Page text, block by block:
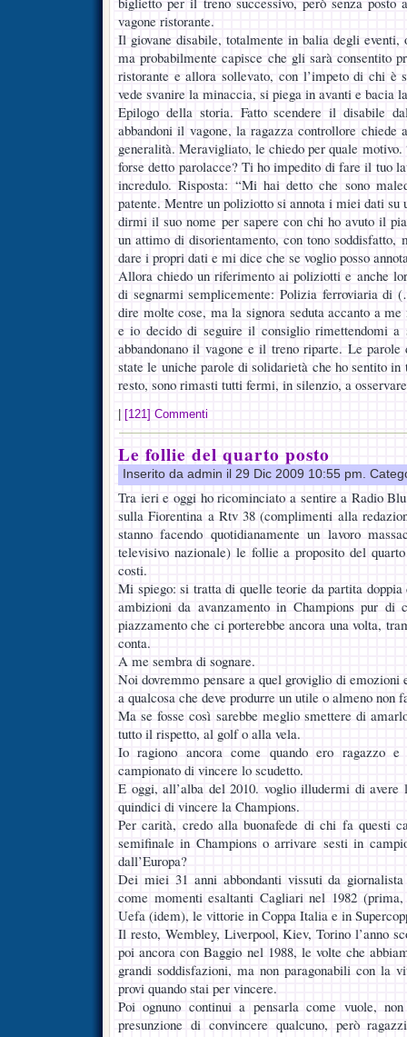
vagone ristorante.
Il giovane disabile, totalmente in balia degli
ma probabilmente capisce che gli sarà consentito
ristorante e allora sollevato, con l’impeto di chi è
vede svanire la minaccia, si piega in avanti e bacia
Epilogo della storia. Fatto scendere il disabile
abbandoni il vagone, la ragazza controllore
generalità. Meravigliato, le chiedo per quale
forse detto parolacce? Ti ho impedito di fare il tuo
incredulo. Risposta: “Mi hai detto che sono
patente. Mentre un poliziotto si annota i miei dati su
dirmi il suo nome per sapere con chi ho avuto il
un attimo di disorientamento, con tono soddisfatto,
dare i propri dati e mi dice che se voglio posso
Allora chiedo un riferimento ai poliziotti e anche
di segnarmi semplicemente: Polizia ferroviaria di
dire molte cose, ma la signora seduta accanto a
e io decido di seguire il consiglio rimettendomi a
abbandonano il vagone e il treno riparte. Le
state le uniche parole di solidarietà che ho sentito
resto, sono rimasti tutti fermi, in silenzio, a
[121] Commenti
Le follie del quarto posto
Inserito da admin il 29 Dic 2009 10:55 pm.
Tra ieri e oggi ho ricominciato a sentire a Radio
sulla Fiorentina a Rtv 38 (complimenti alla
stanno facendo quotidianamente un lavoro
televisivo nazionale) le follie a proposito del
costi.
Mi spiego: si tratta di quelle teorie da partita
ambizioni da avanzamento in Champions pur
piazzamento che ci porterebbe ancora una volta,
conta.
A me sembra di sognare.
Noi dovremmo pensare a quel groviglio di
a qualcosa che deve produrre un utile o almeno non
Ma se fosse così sarebbe meglio smettere di
tutto il rispetto, al golf o alla vela.
Io ragiono ancora come quando ero ragazzo
campionato di vincere lo scudetto.
E oggi, all’alba del 2010. voglio illudermi di avere
quindici di vincere la Champions.
Per carità, credo alla buonafede di chi fa questi
semifinale in Champions o arrivare sesti in
dall’Europa?
Dei miei 31 anni abbondanti vissuti da
come momenti esaltanti Cagliari nel 1982
Uefa (idem), le vittorie in Coppa Italia e in
Il resto, Wembley, Liverpool, Kiev, Torino l’anno
poi ancora con Baggio nel 1988, le volte che
grandi soddisfazioni, ma non paragonabili con la
provi quando stai per vincere.
Poi ognuno continui a pensarla come vuole,
presunzione di convincere qualcuno, però